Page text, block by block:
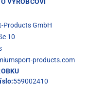
Products GmbH
10
products.com
559002410